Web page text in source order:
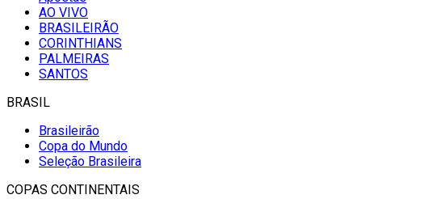
AO VIVO
BRASILEIRÃO
CORINTHIANS
PALMEIRAS
SANTOS
BRASIL
Brasileirão
Copa do Mundo
Seleção Brasileira
COPAS CONTINENTAIS